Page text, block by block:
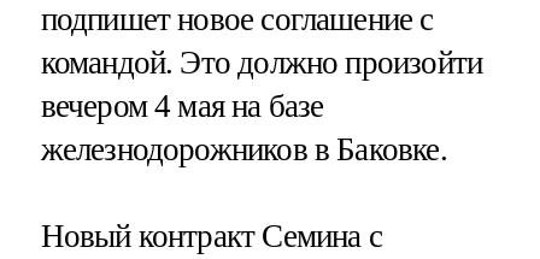
подпишет новое соглашение с
командой. Это должно произойти
вечером 4 мая на базе
железнодорожников в Баковке.
Новый контракт Семина с